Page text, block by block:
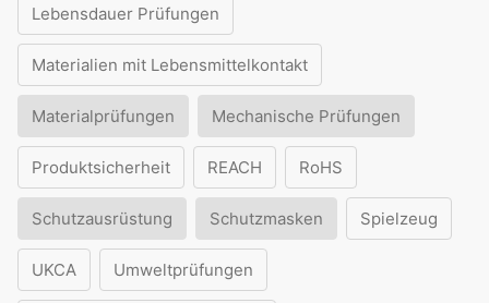
Lebensdauer Prüfungen
Materialien mit Lebensmittelkontakt
Materialprüfungen Mechanische Prüfungen
Produktsicherheit REACH RoHS
Schutzausrüstung Schutzmasken Spielzeug
UKCA Umweltprüfungen